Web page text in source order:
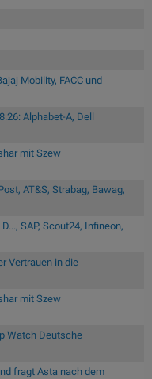
Mobility, FACC und
Alphabet-A, Dell
mit Szew
AT&S, Strabag, Bawag,
SAP, Scout24, Infineon,
Vertrauen in die
mit Szew
Watch Deutsche
fragt Asta nach dem